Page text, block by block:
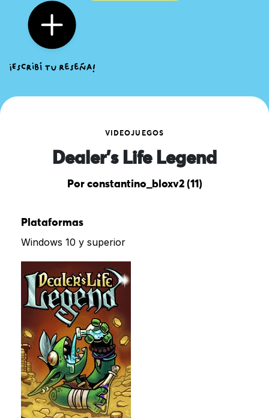
VIDEOJUEGOS
Dealer’s Life Legend
Por constantino_bloxv2 (11)
Plataformas
Windows 10 y superior